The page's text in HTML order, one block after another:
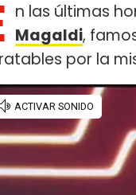
n las últimas
Magaldi,
por la